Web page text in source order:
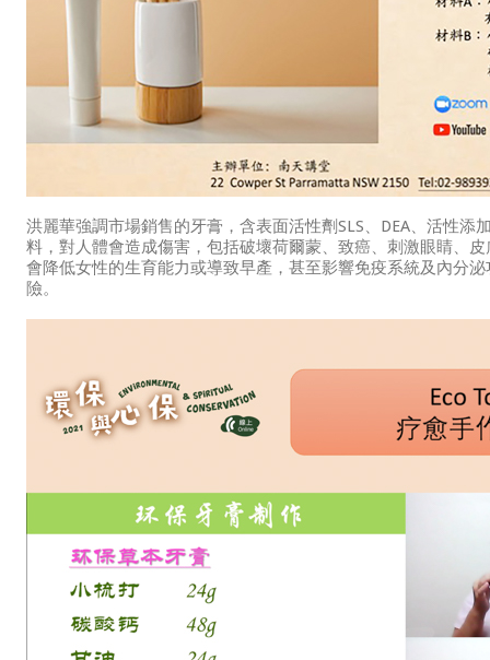
洪麗華強調市場銷售的牙膏，含表面活性劑SLS、DEA、活性添
料，對人體會造成傷害，包括破壞荷爾蒙、致癌、刺激眼睛、
會降低女性的生育能力或導致早產，甚至影響免疫系統及內分
險。